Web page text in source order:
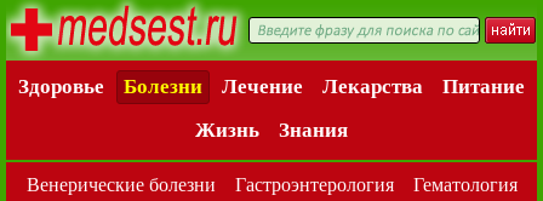
Здоровье Болезни Лечение Лекарства
Питание
Жизнь
Знания
Венерические болезни Гастроэнтерология
Гематология